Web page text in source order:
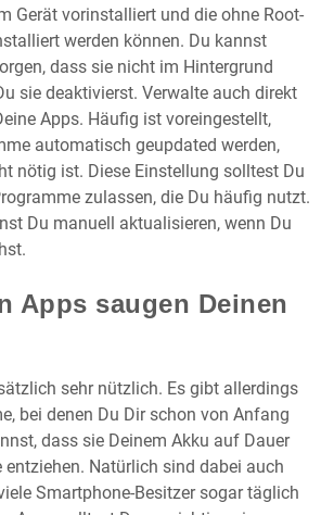
Gerät vorinstalliert und die ohne Root-
werden können. Du kannst
dass sie nicht im Hintergrund
sie deaktivierst. Verwalte auch direkt
Apps. Häufig ist voreingestellt,
automatisch geupdated werden,
nötig ist. Diese Einstellung solltest Du
zulassen, die Du häufig nutzt.
Du manuell aktualisieren, wenn Du
Apps saugen Deinen
sehr nützlich. Es gibt allerdings
bei denen Du Dir schon von Anfang
dass sie Deinem Akku auf Dauer
entziehen. Natürlich sind dabei auch
Smartphone-Besitzer sogar täglich